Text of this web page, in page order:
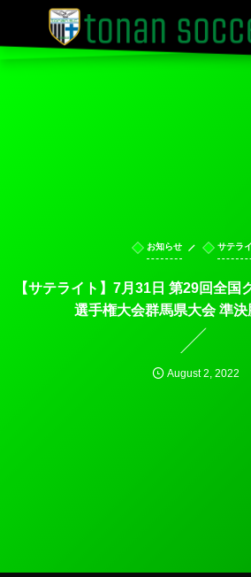
お知らせ サテラ
【サテライト】7月31日 第29回全国
選手権大会群馬県大会 準
August 2,2022